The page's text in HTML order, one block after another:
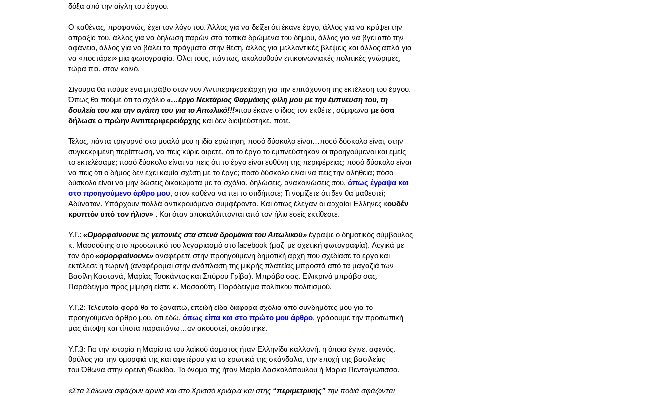
δόξα από την αίγλη του έργου.
Ο καθένας, προφανώς, έχει τον λόγο του. Άλλος για να δείξει ότι έκανε έργο, άλλος για να κρύψει την
απραξία του, άλλος για να δήλωση παρών στα τοπικά δρώμενα του δήμου, άλλος για να βγει από την
αφάνεια, άλλος για να βάλει τα πράγματα στην θέση, άλλος για μελλοντικές βλέψεις και άλλος απλά για
να «ποστάρει» μια φωτογραφία. Όλοι τους, πάντως, ακολουθούν επικοινωνιακές πολιτικές γνώριμες,
τώρα πια, στον κοινό.
Σίγουρα θα πούμε ένα μπράβο στον νυν Αντιπεριφερειάρχη για την επιτάχυνση της εκτέλεση του έργου.
Όπως θα πούμε ότι το σχόλιο «…έργο Νεκτάριος Φαρμάκης φίλη μου με την έμπνευση του, τη
δουλεία του και την αγάπη του για το Αιτωλικό!!!»που έκανε ο ίδιος τον εκθέτει, σύμφωνα με όσα
δήλωσε ο πρώην Αντιπεριφερειάρχης και δεν διαψεύστηκε, ποτέ.
Τέλος, πάντα τριγυρνά στο μυαλό μου η ιδία ερώτηση, ποσό δύσκολο είναι…ποσό δύσκολο είναι, στην
συγκεκριμένη περίπτωση, να πεις κύριε αιρετέ, ότι το έργο το εμπνεύστηκαν οι προηγούμενοι και εμείς
το εκτελέσαμε; ποσό δύσκολο είναι να πεις ότι το έργο είναι ευθύνη της περιφέρειας; ποσό δύσκολο είναι
να πεις ότι ο δήμος δεν έχει καμία σχέση με το έργο; ποσό δύσκολο είναι να πεις την αλήθεια; πόσο
δύσκολο είναι να μην δώσεις δικαιώματα με τα σχόλια, δηλώσεις, ανακοινώσεις σου, όπως έγραψα και
στο προηγούμενο άρθρο μου, στον καθένα να πει το οτιδήποτε; Τι νομίζετε ότι δεν θα μαθευτεί;
Αδύνατον. Υπάρχουν πολλά αντικρουόμενα συμφέροντα. Και όπως έλεγαν οι αρχαίοι Έλληνες «ουδέν
κρυπτόν υπό τον ήλιον» . Και όταν αποκαλύπτονται από τον ήλιο εσείς εκτίθεστε.
Υ.Γ.: «Ομορφαίνουνε τις γειτονιές στα στενά δρομάκια του Αιτωλικού» έγραψε ο δημοτικός σύμβουλος
κ. Μασαούτης στο προσωπικό του λογαριασμό στο facebook (μαζί με σχετική φωτογραφία). Λογικά με
τον όρο «ομορφαίνουνε» αναφέρετε στην προηγούμενη δημοτική αρχή που σχεδίασε το έργο και
εκτέλεσε η τωρινή (αναφέρομαι στην ανάπλαση της μικρής πλατείας μπροστά από τα μαγαζιά των
Βασίλη Καστανά, Μαρίας Τσοκάντας και Σπύρου Γρίβα). Μπράβο σας. Ειλικρινά μπράβο σας.
Παράδειγμα προς μίμηση είστε κ. Μασαούτη. Παράδειγμα πολίτικου πολιτισμού.
Υ.Γ.2: Τελευταία φορά θα το ξαναπώ, επειδή είδα διάφορα σχόλια από συνδημότες μου για το
προηγούμενο άρθρο μου, ότι εδώ, όπως είπα και στο πρώτο μου άρθρο, γράφουμε την προσωπική
μας άποψη και τίποτα παραπάνω…αν ακουστεί, ακούστηκε.
Υ.Γ.3: Για την ιστορία η Μαρίστα του λαϊκού άσματος ήταν Ελληνίδα καλλονή, η όποια έγινε, αφενός,
θρύλος για την ομορφιά της και αφετέρου για τα ερωτικά της σκάνδαλα, την εποχή της βασιλείας
του Όθωνα στην ορεινή Φωκίδα. Το όνομα της ήταν Μαρία Δασκαλόπουλου ή Μαρια Πενταγιώτισσα.
«Στα Σάλωνα σφάζουν αρνιά και στο Χρισσό κριάρια και στης “περιμετρικής” την ποδιά σφάζονται